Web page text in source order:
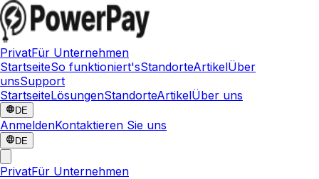
PrivatFür Unternehmen
StartseiteSo funktioniert'sStandorteArtikelÜber
unsSupport
StartseiteLösungenStandorteArtikelÜber uns
DE
AnmeldenKontaktieren Sie uns
DE
PrivatFür Unternehmen